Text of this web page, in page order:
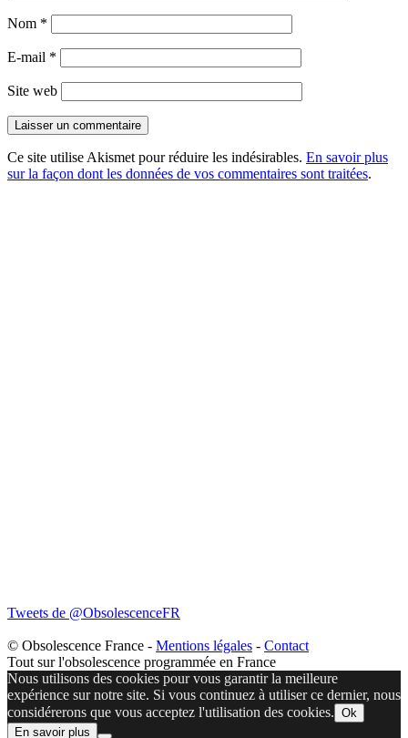
Nom *
E-mail *
Site web
Ce site utilise Akismet pour réduire les indésirables. En savoir plus
sur la façon dont les données de vos commentaires sont traitées.
Tweets de @ObsolescenceFR
© Obsolescence France - Mentions légales - Contact
Tout sur l'obsolescence programmée en France
Nous utilisons des cookies pour vous garantir la meilleure
expérience sur notre site. Si vous continuez à utiliser ce dernier, nous
considérerons que vous acceptez l'utilisation des cookies. Ok
En savoir plus